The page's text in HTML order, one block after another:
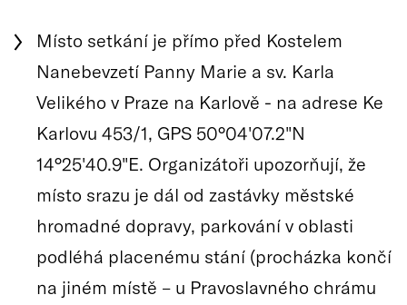
Místo setkání je přímo před Kostelem
Nanebevzetí Panny Marie a sv. Karla
Velikého v Praze na Karlově - na adrese Ke
Karlovu 453/1, GPS 50°04'07.2"N
14°25'40.9"E. Organizátoři upozorňují, že
místo srazu je dál od zastávky městské
hromadné dopravy, parkování v oblasti
podléhá placenému stání (procházka končí
na jiném místě – u Pravoslavného chrámu